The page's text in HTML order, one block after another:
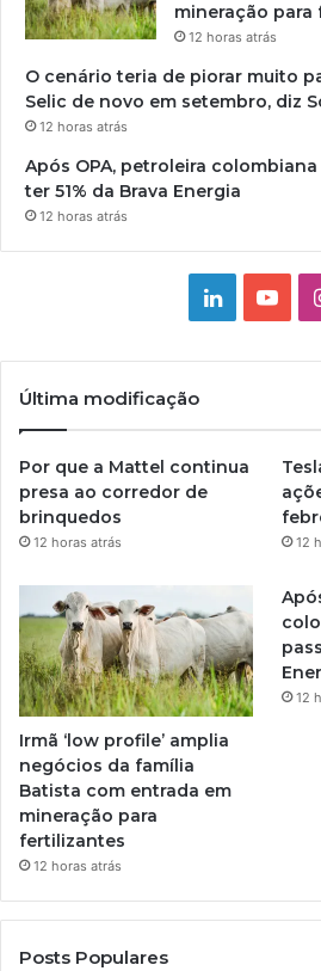
mineração para
12 horas atrás
O cenário teria de piorar muito
Selic de novo em setembro, diz
12 horas atrás
Após OPA, petroleira
ter 51% da Brava Energia
12 horas atrás
Linkedin
Última modificação
Por que a Mattel continua
presa ao corredor de
brinquedos
12 horas atrás 12
Irmã ‘low profile’ amplia
negócios da família
Batista com entrada em
mineração para
fertilizantes
12 horas atrás
12
Posts Populares